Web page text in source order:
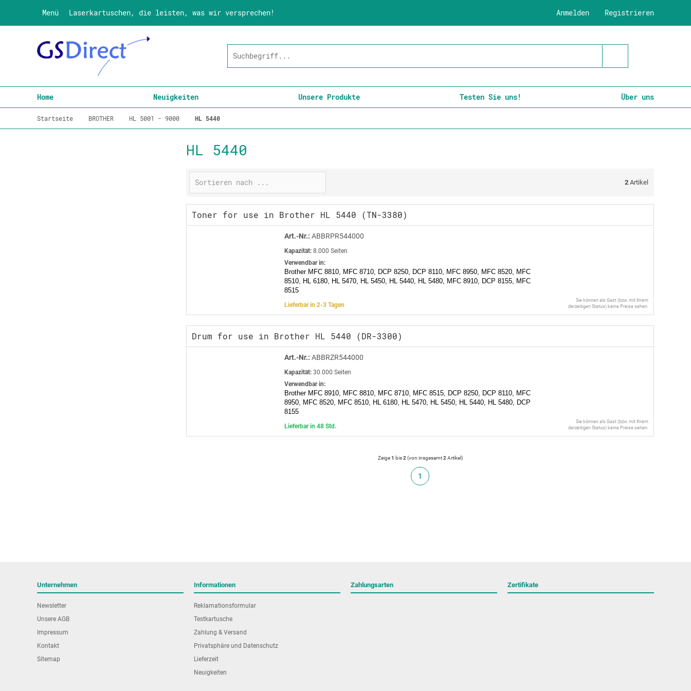
Menü Laserkartuschen, die leisten, was wir versprechen! Registrieren
Anmelden
Home Neuigkeiten Unsere Produkte Testen Sie uns! Über uns
Startseite BROTHER HL 5001 - 9000 HL 5440
HL 5440
2 Artikel
Toner for use in Brother HL 5440 (TN-3380)
Art.-Nr.: ABBRPR544000
Kapazität: 8.000 Seiten
Verwendbar in:
Brother MFC 8810, MFC 8710, DCP 8250, DCP 8110, MFC 8950, MFC 8520, MFC
8510, HL 6180, HL 5470, HL 5450, HL 5440, HL 5480, MFC 8910, DCP 8155, MFC
8515
Lieferbar in 2-3 Tagen
Sie können als Gast (bzw. mit Ihrem
derzeitigen Status) keine Preise sehen.
Drum for use in Brother HL 5440 (DR-3300)
Art.-Nr.: ABBRZR544000
Kapazität: 30.000 Seiten
Verwendbar in:
Brother MFC 8910, MFC 8810, MFC 8710, MFC 8515, DCP 8250, DCP 8110, MFC
8950, MFC 8520, MFC 8510, HL 6180, HL 5470, HL 5450, HL 5440, HL 5480, DCP
8155
Lieferbar in 48 Std.
Sie können als Gast (bzw. mit Ihrem
derzeitigen Status) keine Preise sehen.
Zeige1 bis2 (von insgesamt2 Artikel)
1
Unternehmen
Newsletter
Unsere AGB
Impressum
Kontakt
Sitemap
Informationen
Reklamationsformular
Testkartusche
Zahlung & Versand
Privatsphäre und Datenschutz
Lieferzeit
Neuigkeiten
Zahlungsarten Zertifikate